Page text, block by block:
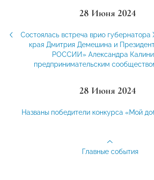
28 Июня 2024
Состоялась встреча врио губернатора
края Дмитрия Демешина и
РОССИИ» Александра
предпринимательским
28 Июня 2024
Названы победители конкурса «Мой
Главные события